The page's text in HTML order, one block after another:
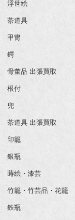
浮世絵
茶道具
甲冑
鍔
骨董品 出張買取
根付
兜
茶道具 出張買取
印籠
銀瓶
蒔絵・漆芸
竹籠・竹芸品・花籠
鉄瓶